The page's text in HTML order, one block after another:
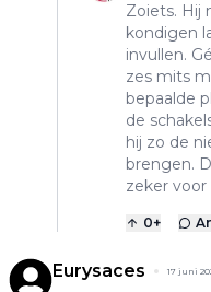
Zoiets. Hij
kondigen
invullen.
zes mits
bepaalde
de
hij zo de
brengen.
zeker
0+
Eurysaces 17 juni